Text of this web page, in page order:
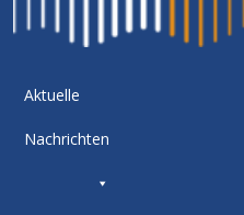
Aktuelle
Nachrichten